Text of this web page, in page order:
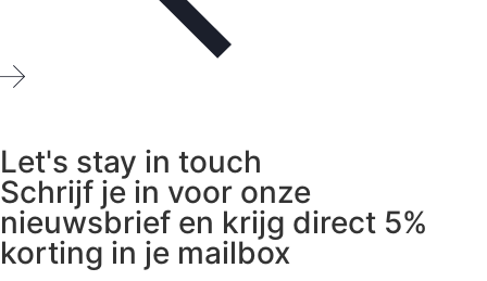
Let's stay in touch
Schrijf je in voor onze
nieuwsbrief en krijg direct 5%
korting in je mailbox